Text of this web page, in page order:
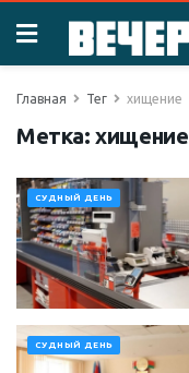
Главная Тег хищение
Метка:хищение
СУДНЫЙ ДЕНЬ
СУДНЫЙ ДЕНЬ